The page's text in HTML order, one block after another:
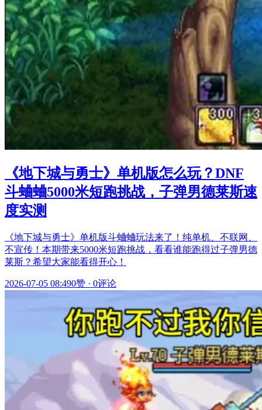
《地下城与勇士》单机版怎么玩？DNF
斗蛐蛐5000米短跑挑战，子弹男德莱斯速
度实测
《地下城与勇士》单机版斗蛐蛐玩法来了！纯单机、不联网、
不宣传！本期带来5000米短跑挑战，看看谁能跑得过子弹男德
莱斯？希望大家能看得开心！
2026-07-05 08:490赞 · 0评论